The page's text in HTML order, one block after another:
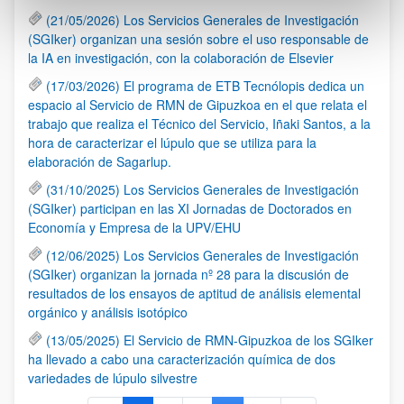
(21/05/2026) Los Servicios Generales de Investigación
(SGIker) organizan una sesión sobre el uso responsable de
la IA en investigación, con la colaboración de Elsevier
(17/03/2026) El programa de ETB Tecnólopis dedica un
espacio al Servicio de RMN de Gipuzkoa en el que relata el
trabajo que realiza el Técnico del Servicio, Iñaki Santos, a la
hora de caracterizar el lúpulo que se utiliza para la
elaboración de Sagarlup.
(31/10/2025) Los Servicios Generales de Investigación
(SGIker) participan en las XI Jornadas de Doctorados en
Economía y Empresa de la UPV/EHU
(12/06/2025) Los Servicios Generales de Investigación
(SGIker) organizan la jornada nº 28 para la discusión de
resultados de los ensayos de aptitud de análisis elemental
orgánico y análisis isotópico
(13/05/2025) El Servicio de RMN-Gipuzkoa de los SGIker
ha llevado a cabo una caracterización química de dos
variedades de lúpulo silvestre